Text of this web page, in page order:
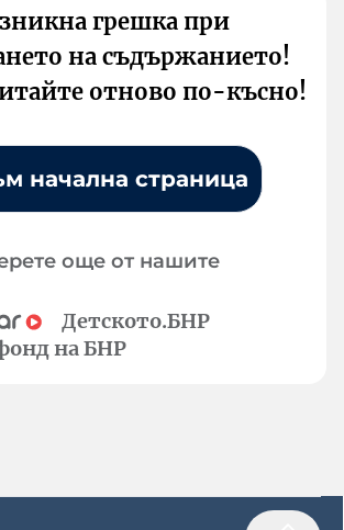
грешка при
на съдържанието!
отново по-късно!
начална страница
още от нашите
Детското.БНР
на БНР